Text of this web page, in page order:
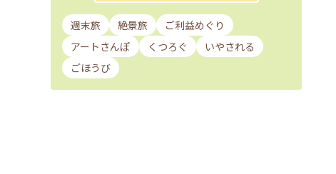
週末旅 絶景旅
ご利益めぐり
アートさんぽ
くつろぐ
いやされる
ごほうび